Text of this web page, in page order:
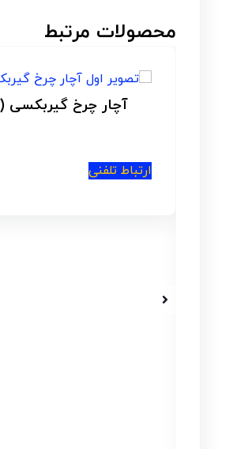
محصولات مرتبط